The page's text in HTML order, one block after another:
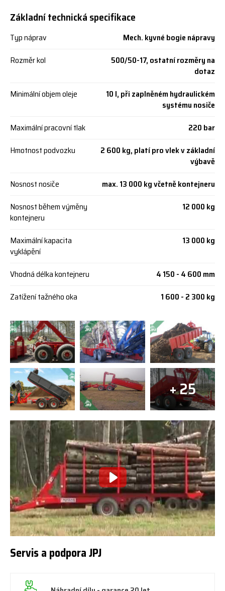
+ 25
Základní technická specifikace
Typ náprav
Mech. kyvné bogie nápravy
Rozměr kol
500/50-17, ostatní rozměry na
dotaz
Minimální objem oleje
10 l, při zaplněném hydraulickém
systému nosiče
Maximální pracovní tlak
220 bar
Hmotnost podvozku
2 600 kg, platí pro vlek v základní
výbavě
Nosnost nosiče
max. 13 000 kg včetně kontejneru
Nosnost během výměny
kontejneru
12 000 kg
Maximální kapacita
vyklápění
13 000 kg
Vhodná délka kontejneru
4 150 - 4 600 mm
Zatížení tažného oka
1 600 - 2 300 kg
Servis a podpora JPJ